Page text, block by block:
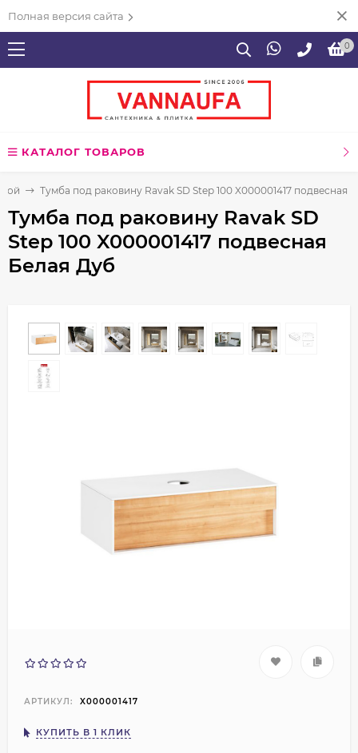
Полная версия сайта
0
КАТАЛОГ ТОВАРОВ
Тумба под раковину Ravak SD Step 100 X000001417 подвесная
Тумба под раковину Ravak SD
Step 100 X000001417 подвесная
Белая Дуб
АРТИКУЛ: X000001417
КУПИТЬ В 1 КЛИК